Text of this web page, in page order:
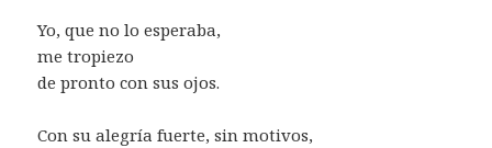
Yo, que no lo esperaba,
me tropiezo
de pronto con sus ojos.
Con su alegría fuerte, sin motivos,